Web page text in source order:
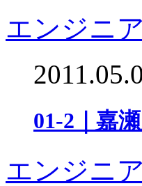
エンジニ
01-2｜嘉
エンジニ